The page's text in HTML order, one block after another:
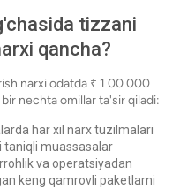
tizzani
qancha?
narxi odatda ₹ 1 00 000
nechta omillar ta'sir qiladi:
har xil narx tuzilmalari
taniqli muassasalar
va operatsiyadan
keng qamrovli paketlarni